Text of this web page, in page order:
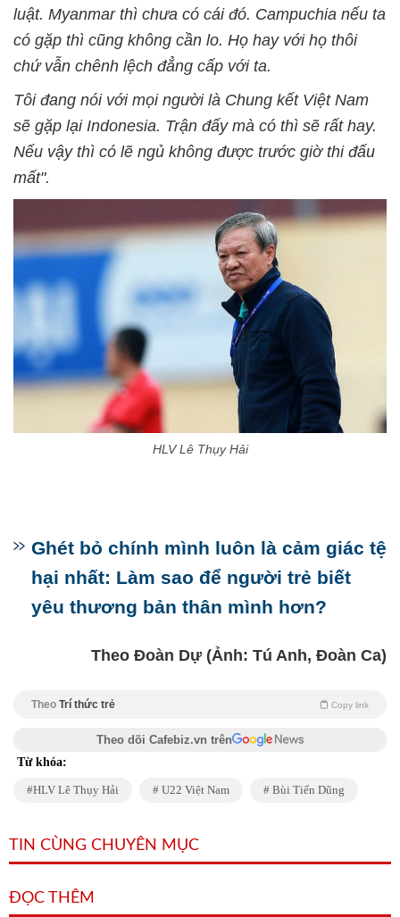
luật. Myanmar thì chưa có cái đó. Campuchia nếu ta
có gặp thì cũng không cần lo. Họ hay với họ thôi
chứ vẫn chênh lệch đẳng cấp với ta.
Tôi đang nói với mọi người là Chung kết Việt Nam
sẽ gặp lại Indonesia. Trận đấy mà có thì sẽ rất hay.
Nếu vậy thì có lẽ ngủ không được trước giờ thi đấu
mất".
HLV Lê Thụy Hải
Ghét bỏ chính mình luôn là cảm giác tệ
hại nhất: Làm sao để người trẻ biết
yêu thương bản thân mình hơn?
Theo Đoàn Dự (Ảnh: Tú Anh, Đoàn Ca)
Theo Trí thức trẻ Copy link
Theo dõi Cafebiz.vn trên
Từ khóa:
HLV Lê Thụy Hải U22 Việt Nam Bùi Tiến Dũng
TIN CÙNG CHUYÊN MỤC
ĐỌC THÊM